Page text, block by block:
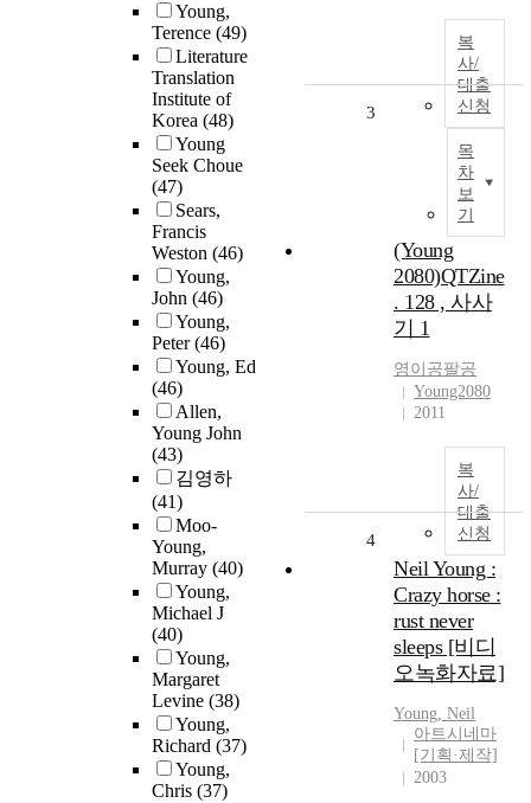
Young,
Terence (49)
Literature
Translation
Institute of
Korea (48)
Young
Seek Choue
(47)
Sears,
Francis
Weston (46)
Young,
John (46)
Young,
Peter(46)
Young, Ed
(46)
Allen,
Young John
(43)
김영하
(41)
Moo-
Young,
Murray (40)
Young,
Michael J
(40)
Young,
Margaret
Levine (38)
Young,
Richard (37)
Young,
Chris (37)
복
사/
대출
신청
목
차
보
기
3
(Young
2080)QTZine
. 128 , 사사
기 1
영이공팔공
Young2080
2011
복
사/
대출
신청
4
Neil Young :
Crazy horse :
rust never
sleeps [비디
오녹화자료]
Young, Neil
아트시네마
[기획·제작]
2003